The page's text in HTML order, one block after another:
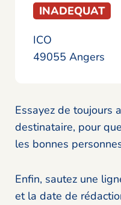
INADEQUAT
ICO
49055 Angers
Essayez de toujours
destinataire, pour
les bonnes
Enfin, sautez une
et la date de